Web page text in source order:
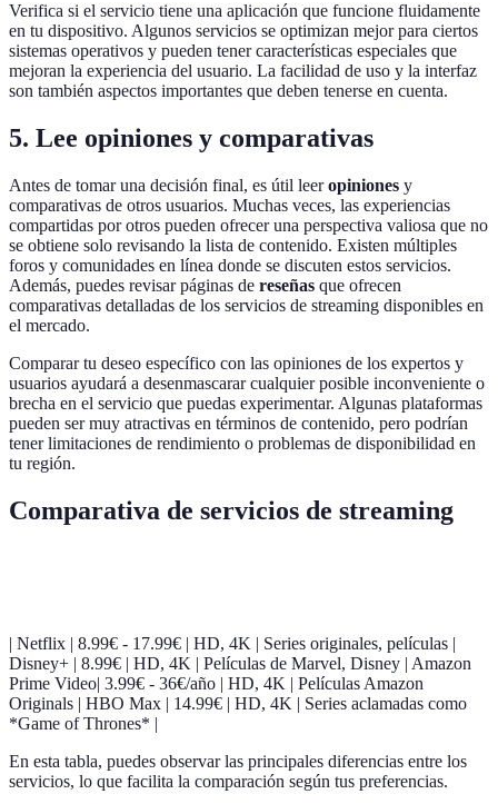
Verifica si el servicio tiene una aplicación que funcione fluidamente
en tu dispositivo. Algunos servicios se optimizan mejor para ciertos
sistemas operativos y pueden tener características especiales que
mejoran la experiencia del usuario. La facilidad de uso y la interfaz
son también aspectos importantes que deben tenerse en cuenta.
5. Lee opiniones y comparativas
Antes de tomar una decisión final, es útil leeropiniones y
comparativas de otros usuarios. Muchas veces, las experiencias
compartidas por otros pueden ofrecer una perspectiva valiosa que no
se obtiene solo revisando la lista de contenido. Existen múltiples
foros y comunidades en línea donde se discuten estos servicios.
Además, puedes revisar páginas de reseñas que ofrecen
comparativas detalladas de los servicios de streaming disponibles en
el mercado.
Comparar tu deseo específico con las opiniones de los expertos y
usuarios ayudará a desenmascarar cualquier posible inconveniente o
brecha en el servicio que puedas experimentar. Algunas plataformas
pueden ser muy atractivas en términos de contenido, pero podrían
tener limitaciones de rendimiento o problemas de disponibilidad en
tu región.
Comparativa de servicios de streaming
| Netflix | 8.99€ - 17.99€ | HD, 4K | Series originales, películas |
Disney+ | 8.99€ | HD, 4K | Películas de Marvel, Disney | Amazon
Prime Video| 3.99€ - 36€/año | HD, 4K | Películas Amazon
Originals | HBO Max | 14.99€ | HD, 4K | Series aclamadas como
*Game of Thrones* |
En esta tabla, puedes observar las principales diferencias entre los
servicios, lo que facilita la comparación según tus preferencias.